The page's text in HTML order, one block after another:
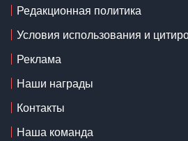
Редакционная политика
Условия использования и
Реклама
Наши награды
Контакты
Наша команда